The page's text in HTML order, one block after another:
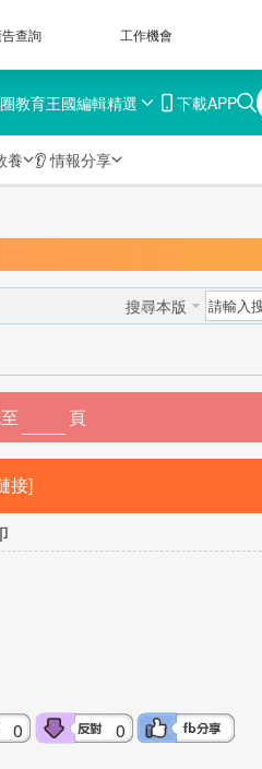
查詢 工作機會
教育王國編輯精選 下載APP
養 👂 情報分享
搜尋本版
頁
接]
0 0